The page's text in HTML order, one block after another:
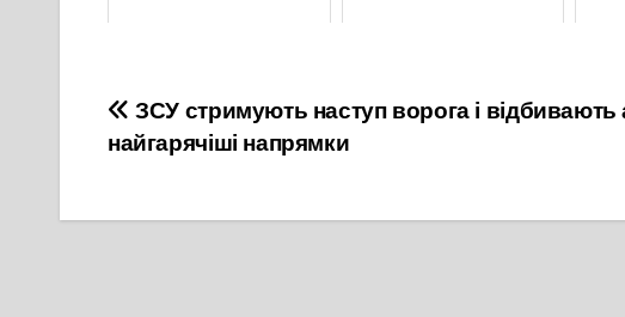
Навігація
записів
ЗСУ стримують наступ ворога і відбивають
найгарячіші напрямки